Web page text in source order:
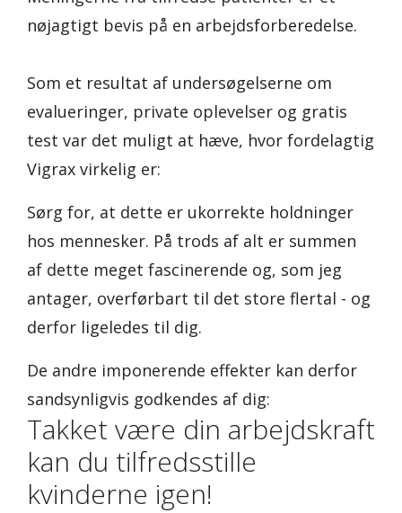
nøjagtigt bevis på en arbejdsforberedelse.
Som et resultat af undersøgelserne om
evalueringer, private oplevelser og gratis
test var det muligt at hæve, hvor fordelagtig
Vigrax virkelig er:
Sørg for, at dette er ukorrekte holdninger
hos mennesker. På trods af alt er summen
af dette meget fascinerende og, som jeg
antager, overførbart til det store flertal - og
derfor ligeledes til dig.
De andre imponerende effekter kan derfor
sandsynligvis godkendes af dig:
Takket være din arbejdskraft
kan du tilfredsstille
kvinderne igen!